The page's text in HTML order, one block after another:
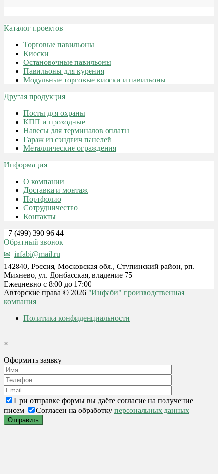
Каталог проектов
Торговые павильоны
Киоски
Остановочные павильоны
Павильоны для курения
Модульные торговые киоски и павильоны
Другая продукция
Посты для охраны
КПП и проходные
Навесы для терминалов оплаты
Гараж из сэндвич панелей
Металлические ограждения
Информация
О компании
Доставка и монтаж
Портфолио
Сотрудничество
Контакты
+7 (499) 390 96 44
Обратный звонок
infabi@mail.ru
142840, Россия, Московская обл., Ступинский район, рп.
Михнево, ул. Донбасская, владение 75
Ежедневно с 8:00 до 17:00
Авторские права © 2026 "Инфаби" производственная
компания
Политика конфиденциальности
×
Оформить заявку
При отправке формы вы даёте согласие на получение
писем
Согласен на обработку персональных данных